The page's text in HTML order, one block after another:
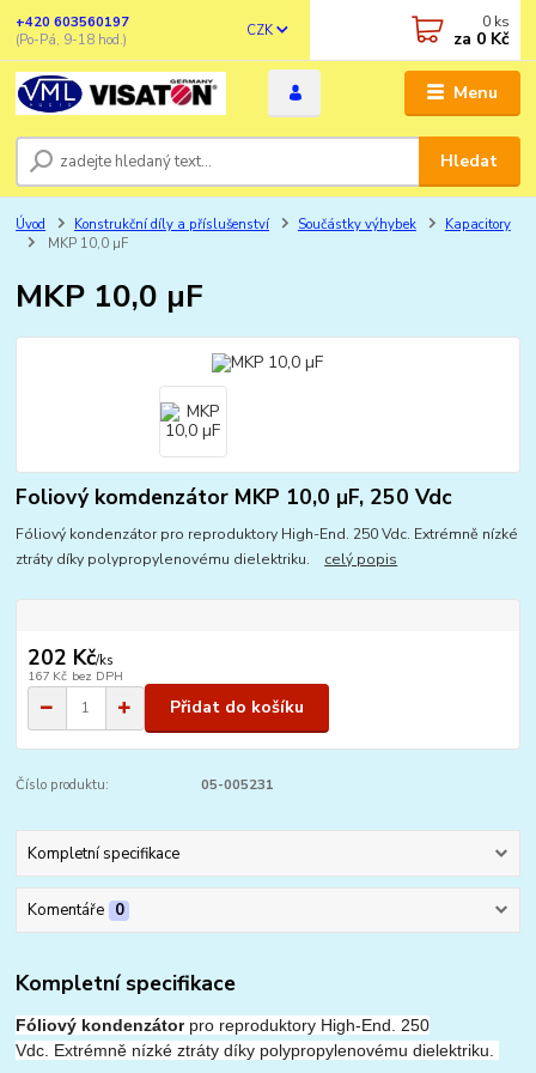
Menu
CZK
Hledat
+420 603560197
(Po-Pá, 9-18 hod.)
0 ks
za 0 Kč
Úvod Konstrukční díly a příslušenství Součástky výhybek
Kapacitory
MKP 10,0 µF
MKP 10,0 µF
Foliový komdenzátor MKP 10,0 µF, 250 Vdc
Fóliový kondenzátor pro reproduktory High-End. 250 Vdc. Extrémně nízké
ztráty díky polypropylenovému dielektriku. celý popis
202 Kč/ks
167 Kč bez DPH
Přidat do košíku
Číslo produktu: 05-005231
Kompletní specifikace
Komentáře 0
Kompletní specifikace
Fóliový kondenzátor pro reproduktory High-End. 250
Vdc. Extrémně nízké ztráty díky polypropylenovému dielektriku.